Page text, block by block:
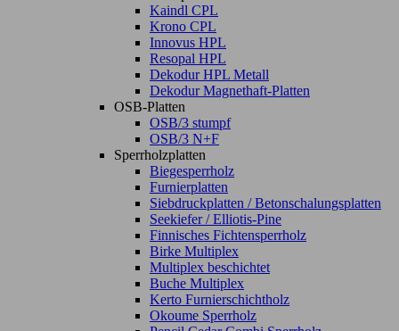
Kaindl CPL
Krono CPL
Innovus HPL
Resopal HPL
Dekodur HPL Metall
Dekodur Magnethaft-Platten
OSB-Platten
OSB/3 stumpf
OSB/3 N+F
Sperrholzplatten
Biegesperrholz
Furnierplatten
Siebdruckplatten / Betonschalungsplatten
Seekiefer / Elliotis-Pine
Finnisches Fichtensperrholz
Birke Multiplex
Multiplex beschichtet
Buche Multiplex
Kerto Furnierschichtholz
Okoume Sperrholz